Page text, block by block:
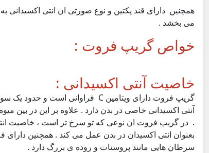
همچنین دارای قند پکتین و نوع صورتی ان انتی اکسیدانی
می بخشد .
خواص گریپ فروت :
خاصیت آنتی اکسیدانی :
آنتی اکسیدانی خاصی در بدن دارد . علاوه بر این در بین
. در گریپ فروت ان نوعی که تو سرخ تر است ، خاصیت
بعنوان انتی اکسیدان در بدن عمل می کند . همچنین دارای
سرطان هایی مانند پروستات و روده ی بزرگ دارد .